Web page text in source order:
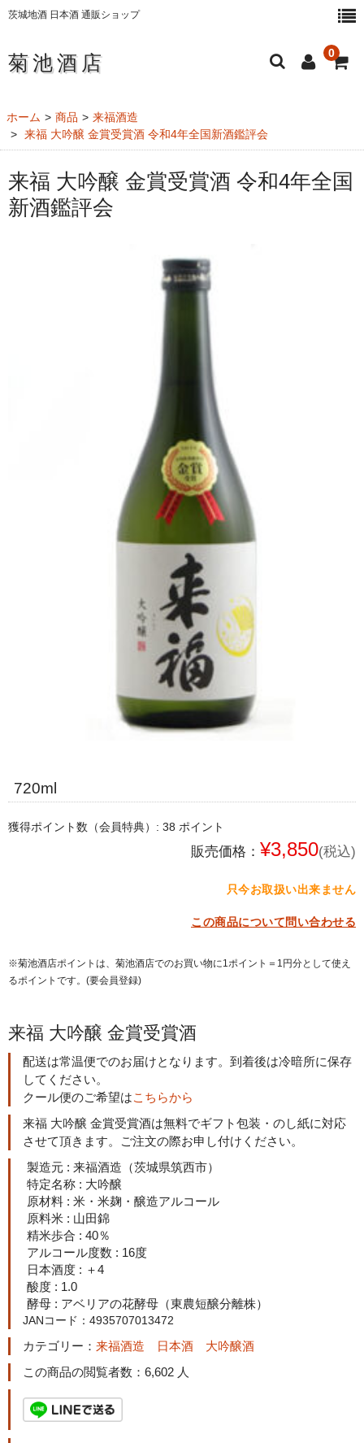
茨城地酒 日本酒 通販ショップ
菊池酒店 0
ホーム
日本酒・地酒
純米大吟醸酒
大吟醸酒
ホーム 商品
来福酒造
来福 大吟醸 金賞受賞酒 令和4年全国新酒鑑評会
来福 大吟醸 金賞受賞酒 令和4年全国
新酒鑑評会
720ml
獲得ポイント数（会員特典）: 38 ポイント
販売価格： ¥3,850(税込)
只今お取扱い出来ません
この商品について問い合わせる
※菊池酒店ポイントは、菊池酒店でのお買い物に1ポイント＝1円分として使え
るポイントです。(要会員登録)
来福 大吟醸 金賞受賞酒
配送は常温便でのお届けとなります。到着後は冷暗所に保存
してください。
クール便のご希望はこちらから
来福 大吟醸 金賞受賞酒は無料でギフト包装・のし紙に対応
させて頂きます。ご注文の際お申し付けください。
製造元 : 来福酒造（茨城県筑西市）
特定名称 : 大吟醸
原材料 : 米・米麹・醸造アルコール
原料米 : 山田錦
精米歩合 : 40％
アルコール度数 : 16度
日本酒度 : ＋4
酸度 : 1.0
酵母 : アベリアの花酵母（東農短醸分離株）
JANコード：4935707013472
カテゴリー： 来福酒造 日本酒
大吟醸酒
この商品の閲覧者数：6,602 人